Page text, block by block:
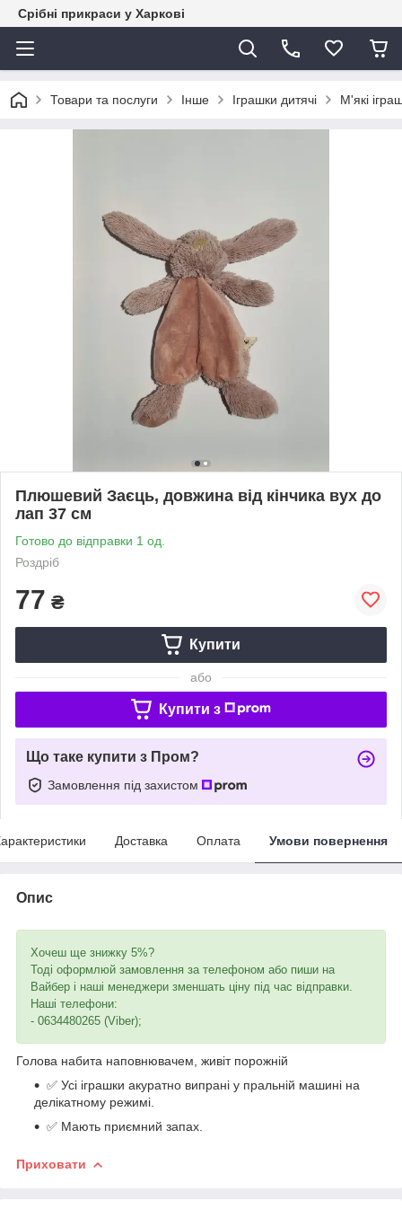
Срібні прикраси у Харкові
Товари та послуги Інше Іграшки дитячі М'які
Плюшевий Заєць, довжина від кінчика вух до
лап 37 см
Готово до відправки 1 од.
Роздріб
77 ₴
Купити
або
Купити з
Що таке купити з Пром?
Замовлення під захистом
Доставка Оплата Умови повернення
Опис
Хочеш ще знижку 5%?
Тоді оформлюй замовлення за телефоном або пиши на
Вайбер і наші менеджери зменшать ціну під час відправки.
Наші телефони:
- 0634480265 (Viber);
Голова набита наповнювачем, живіт порожній
✅ Усі іграшки акуратно випрані у пральній машині на
делікатному режимі.
✅ Мають приємний запах.
Приховати